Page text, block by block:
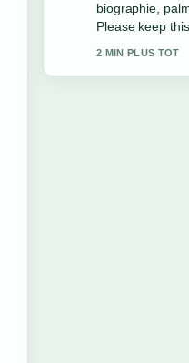
biographie,
solid and very
4 MIN PLUS TOT